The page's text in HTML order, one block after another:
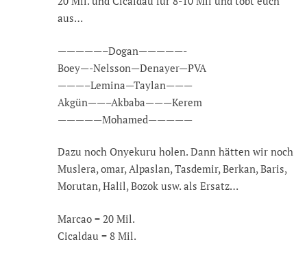
aus…
—————–Dogan—————-
Boey—-Nelsson—Denayer—PVA
———–Lemina—Taylan———
Akgün——–Akbaba———Kerem
—————Mohamed—————
Dazu noch Onyekuru holen. Dann hätten wir noch
Muslera, omar, Alpaslan, Tasdemir, Berkan, Baris,
Morutan, Halil, Bozok usw. als Ersatz…
Marcao = 20 Mil.
Cicaldau = 8 Mil.